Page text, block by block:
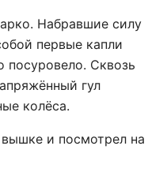
Набравшие силу
первые капли
Сквозь
гул
колёса.
и посмотрел на